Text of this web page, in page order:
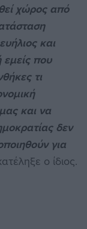
χώρος από
και
που
τι
και να
δεν
για
ο ίδιος.